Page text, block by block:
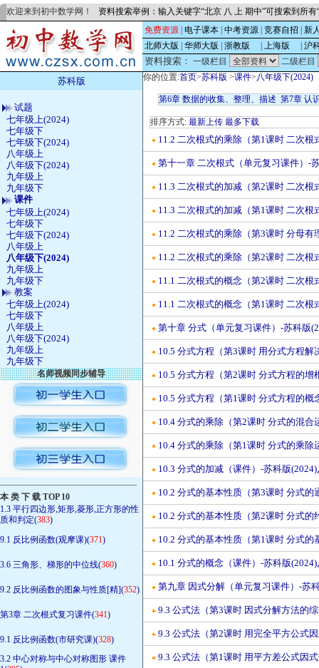
欢迎来到初中数学网！ 资料搜索举例：输入关键字“北京 八 上 期中”可搜索到所
免费资源 电子课本 中考资源 竞赛自招
新
北师大版
华师大版 浙教版 上海版 沪
资料搜索： 一级栏目 二级栏目
苏科版
试题
七年级上(2024)
七年级下
七年级下(2024)
八年级上
八年级下(2024)
九年级上
九年级下
课件
七年级上(2024)
七年级下
七年级下(2024)
八年级上
八年级下(2024)
九年级上
九年级下
教案
七年级上(2024)
七年级下
八年级上
八年级下(2024)
九年级上
九年级下
名师视频同步辅导
————————————————
本 类 下 载 TOP 10
1.3 平行四边形,矩形,菱形,正方形的性
质和判定(383)
9.1 反比例函数(观摩课)(371)
3.6 三角形、梯形的中位线(360)
9.2 反比例函数的图象与性质[精](352)
第3章 二次根式复习课件(341)
9.1 反比例函数(市研究课)(328)
3.2 中心对称与中心对称图形 课件
你的位置:首页>苏科版 >课件>八年级下(2024)
第6章 数据的收集、整理、描述 第7章 认
排序方式: 最新上传 最多下载
● 11.2 二次根式的乘除（第1课时 二次
● 第十一章 二次根式（单元复习课件）-
● 11.3 二次根式的加减（第2课时 二次
● 11.3 二次根式的加减（第1课时 二次
● 11.2 二次根式的乘除（第3课时 分母
● 11.2 二次根式的乘除（第2课时 二次
● 11.1 二次根式的概念（第2课时 二次
● 11.1 二次根式的概念（第1课时 二次
● 第十章 分式（单元复习课件）-苏科版
● 10.5 分式方程（第3课时 用分式方程
● 10.5 分式方程（第2课时 分式方程的
● 10.5 分式方程（第1课时 分式方程的
● 10.4 分式的乘除（第2课时 分式的混
● 10.4 分式的乘除（第1课时 分式的乘
● 10.3 分式的加减（课件）-苏科版
● 10.2 分式的基本性质（第3课时 分式
● 10.2 分式的基本性质（第2课时 分式
● 10.2 分式的基本性质（第1课时 分式
● 10.1 分式的概念（课件）-苏科版
● 第九章 因式分解（单元复习课件）-苏
● 9.3 公式法（第3课时 因式分解方法的
● 9.3 公式法（第2课时 用完全平方公式
● 9.3 公式法（第1课时 用平方差公式因